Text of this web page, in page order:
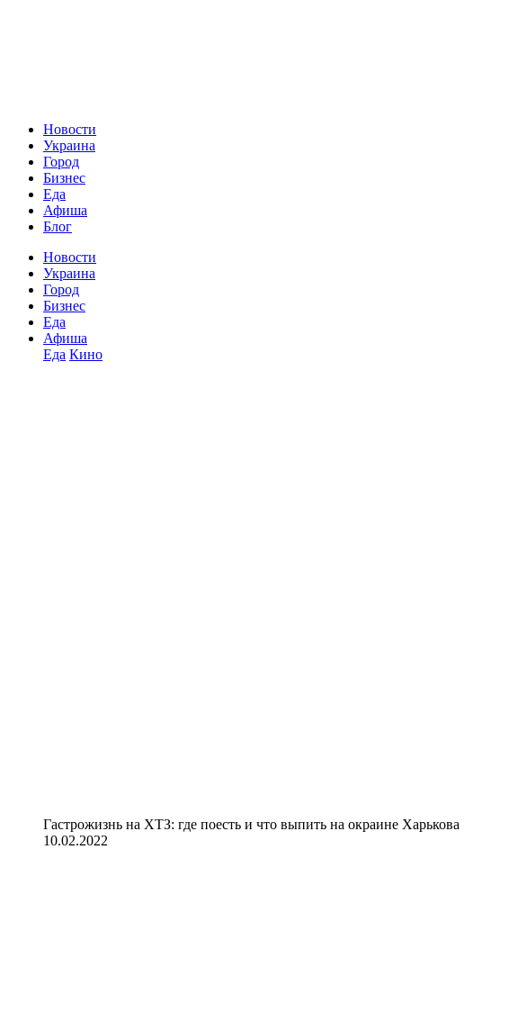
Новости
Украина
Город
Бизнес
Еда
Афиша
Блог
Новости
Украина
Город
Бизнес
Еда
Афиша
Еда Кино
Гастрожизнь на ХТЗ: где поесть и что выпить на окраине Харькова
10.02.2022